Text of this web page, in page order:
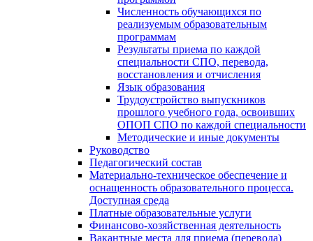
Численность обучающихся по
реализуемым образовательным
программам
Результаты приема по каждой
специальности СПО, перевода,
восстановления и отчисления
Язык образования
Трудоустройство выпускников
прошлого учебного года, освоивших
ОПОП СПО по каждой специальности
Методические и иные документы
Руководство
Педагогический состав
Материально-техническое обеспечение и
оснащенность образовательного процесса.
Доступная среда
Платные образовательные услуги
Финансово-хозяйственная деятельность
Вакантные места для приема (перевода)